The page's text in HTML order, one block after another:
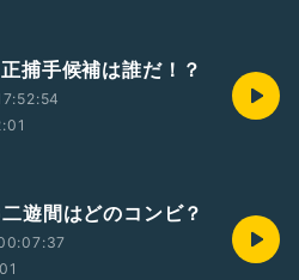
捕手候補は誰だ！？
遊間はどのコンビ？